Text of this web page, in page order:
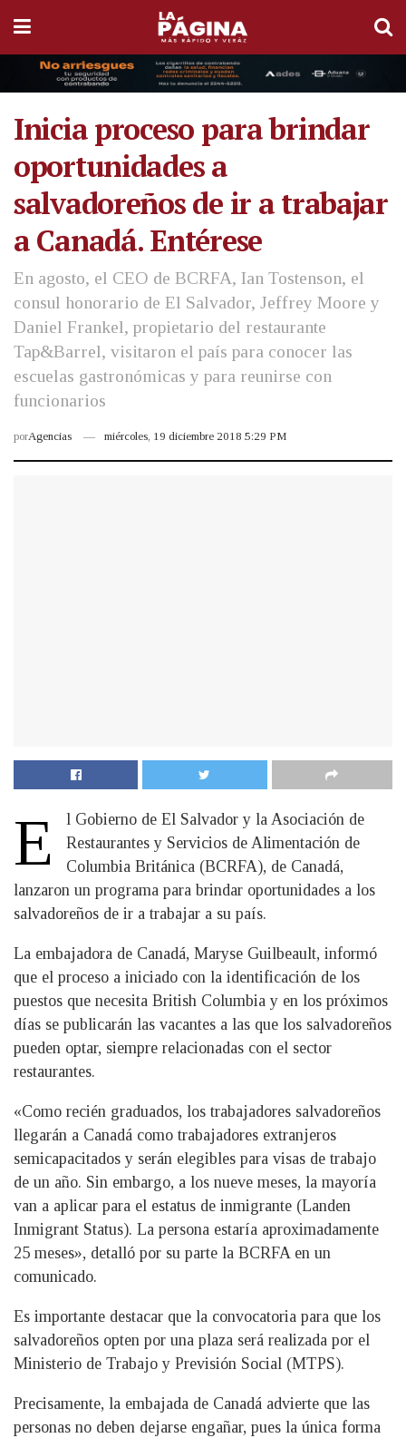
Inicia proceso para brindar
oportunidades a
salvadoreños de ir a trabajar
a Canadá. Entérese
En agosto, el CEO de BCRFA, Ian Tostenson, el
consul honorario de El Salvador, Jeffrey Moore y
Daniel Frankel, propietario del restaurante
Tap&Barrel, visitaron el país para conocer las
escuelas gastronómicas y para reunirse con
funcionarios
porAgencias miércoles, 19 diciembre 2018 5:29 PM
E
l Gobierno de El Salvador y la Asociación de
Restaurantes y Servicios de Alimentación de
Columbia Británica (BCRFA), de Canadá,
lanzaron un programa para brindar oportunidades a los
salvadoreños de ir a trabajar a su país.
La embajadora de Canadá, Maryse Guilbeault, informó
que el proceso a iniciado con la identificación de los
puestos que necesita British Columbia y en los próximos
días se publicarán las vacantes a las que los salvadoreños
pueden optar, siempre relacionadas con el sector
restaurantes.
«Como recién graduados, los trabajadores salvadoreños
llegarán a Canadá como trabajadores extranjeros
semicapacitados y serán elegibles para visas de trabajo
de un año. Sin embargo, a los nueve meses, la mayoría
van a aplicar para el estatus de inmigrante (Landen
Inmigrant Status). La persona estaría aproximadamente
25 meses», detalló por su parte la BCRFA en un
comunicado.
Es importante destacar que la convocatoria para que los
salvadoreños opten por una plaza será realizada por el
Ministerio de Trabajo y Previsión Social (MTPS).
Precisamente, la embajada de Canadá advierte que las
personas no deben dejarse engañar, pues la única forma